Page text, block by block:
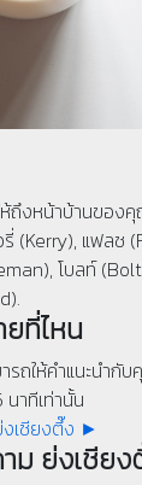
ถึงหน้าบ้านของ
รี่ (Kerry), แฟลช
โบลท์
ที่ไหน
รถให้คำแนะนำกั
าทีเท่านั้น
งเชียงตึ๊ง ►
ม ย่งเชียง